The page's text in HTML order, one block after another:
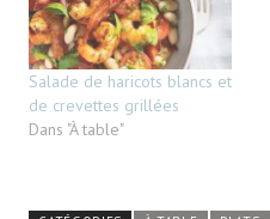
Salade de haricots blancs et
de crevettes grillées
Dans "À table"